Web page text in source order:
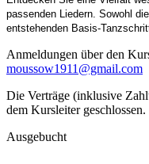
passenden Liedern. Sowohl
entstehenden Basis-
Anmeldungen über den
moussow1911@gmail.com
Die Verträge (inklusive
dem Kursleiter geschlossen.
Ausgebucht